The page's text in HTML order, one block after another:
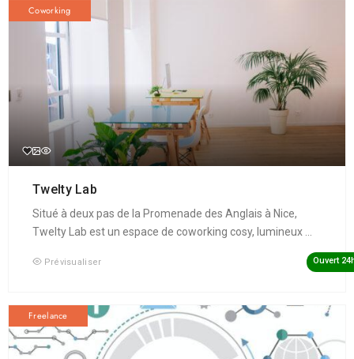
Coworking
Twelty Lab
Situé à deux pas de la Promenade des Anglais à Nice,
Twelty Lab est un espace de coworking cosy, lumineux ...
Prévisualiser Ouvert
Freelance